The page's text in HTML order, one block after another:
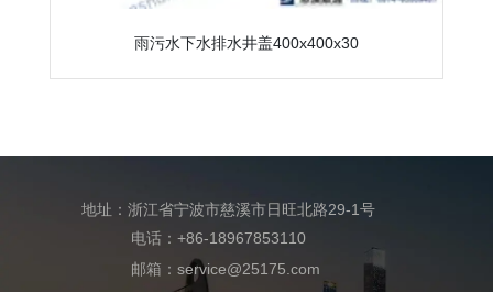
雨污水下水排水井盖400x400x30
地址：浙江省宁波市慈溪市日旺北路29-1号
电话：+86-18967853110
邮箱：service@25175.com